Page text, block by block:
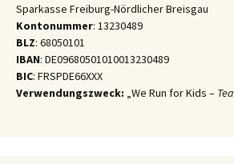
Sparkasse Freiburg-Nördlicher Breisgau
Kontonummer: 13230489
BLZ: 68050101
IBAN: DE09680501010013230489
BIC: FRSPDE66XXX
Verwendungszweck: „We Run for Kids –